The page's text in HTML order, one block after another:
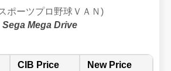
ポーツプロ野球ＶＡＮ)
Sega Mega Drive
CIB Price New Price